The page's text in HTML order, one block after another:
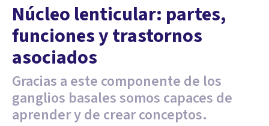
Núcleo lenticular: partes,
funciones y trastornos
asociados
Gracias a este componente de los
ganglios basales somos capaces de
aprender y de crear conceptos.